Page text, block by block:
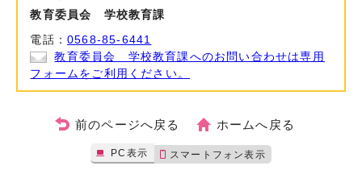
教育委員会 学校教育課
電話：0568-85-6441
教育委員会 学校教育課へのお問い合わせは専用
フォームをご利用ください。
前のページへ戻る ホームへ戻る
PC表示 スマートフォン表示